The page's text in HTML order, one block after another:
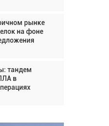
рынке
на фоне
тандем
в
– это актив.
образом